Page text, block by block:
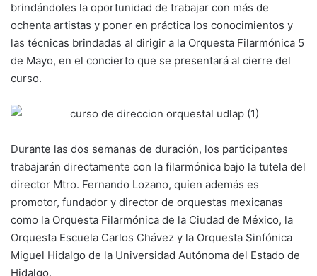
brindándoles la oportunidad de trabajar con más de
ochenta artistas y poner en práctica los conocimientos y
las técnicas brindadas al dirigir a la Orquesta Filarmónica 5
de Mayo, en el concierto que se presentará al cierre del
curso.
Durante las dos semanas de duración, los participantes
trabajarán directamente con la filarmónica bajo la tutela del
director Mtro. Fernando Lozano, quien además es
promotor, fundador y director de orquestas mexicanas
como la Orquesta Filarmónica de la Ciudad de México, la
Orquesta Escuela Carlos Chávez y la Orquesta Sinfónica
Miguel Hidalgo de la Universidad Autónoma del Estado de
Hidalgo.